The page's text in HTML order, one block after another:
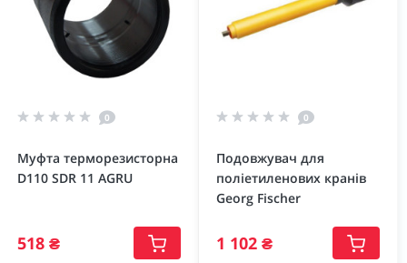
0
Муфта терморезисторна
D110 SDR 11 AGRU
518 ₴
0
Подовжувач для
поліетиленових кранів
Georg Fischer
1 102 ₴